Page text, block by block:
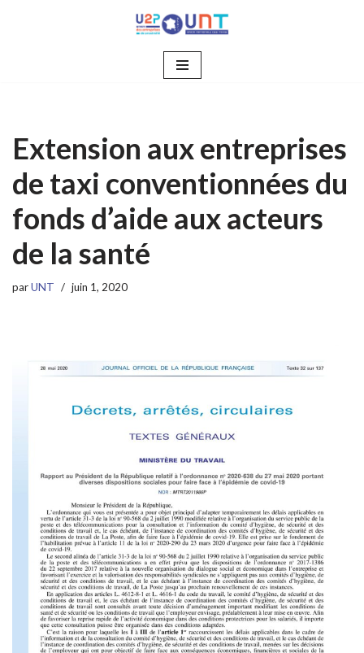
Extension aux entreprises
de taxi conventionnées du
fonds d’aide aux acteurs
de la santé
parUNT juin 1, 2020